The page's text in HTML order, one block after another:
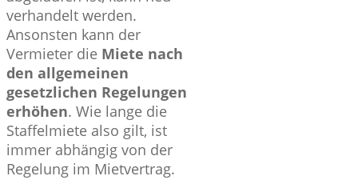
verhandelt werden.
Ansonsten kann der
Vermieter die Miete nach
den allgemeinen
gesetzlichen Regelungen
erhöhen. Wie lange die
Staffelmiete also gilt, ist
immer abhängig von der
Regelung im Mietvertrag.